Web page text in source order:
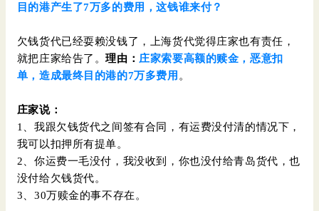
目的港产生了7万多的费用，这钱谁来付？
欠钱货代已经耍赖没钱了，上海货代觉得庄家也有责任，
就把庄家给告了。理由： 庄家索要高额的赎金，恶意扣
单，造成最终目的港的7万多费用 。
庄家说：
1、我跟欠钱货代之间签有合同，有运费没付清的情况下，
我可以扣押所有提单。
2、你运费一毛没付，我没收到，你也没付给青岛货代，也
没付给欠钱货代。
3、30万赎金的事不存在。